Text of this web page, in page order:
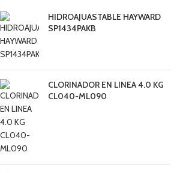
HIDROAJUASTABLE HAYWARD
SP1434PAKB
CLORINADOR EN LINEA 4.0 KG
CL040-ML090